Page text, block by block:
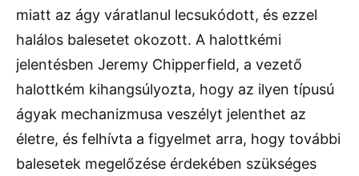
miatt az ágy váratlanul lecsukódott, és ezzel
halálos balesetet okozott. A halottkémi
jelentésben Jeremy Chipperfield, a vezető
halottkém kihangsúlyozta, hogy az ilyen típusú
ágyak mechanizmusa veszélyt jelenthet az
életre, és felhívta a figyelmet arra, hogy további
balesetek megelőzése érdekében szükséges